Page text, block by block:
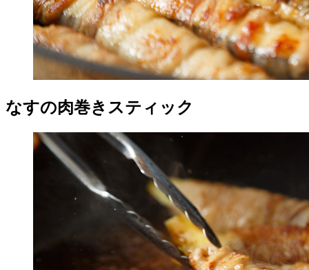
なすの肉巻きスティック